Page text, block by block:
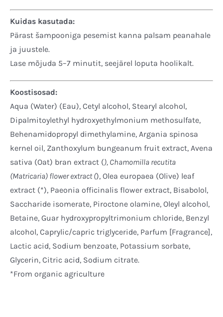
Kuidas kasutada:
Pärast šampooniga pesemist kanna palsam peanahale
ja juustele.
Lase mõjuda 5–7 minutit, seejärel loputa hoolikalt.
Koostisosad:
Aqua (Water) (Eau), Cetyl alcohol, Stearyl alcohol,
Dipalmitoylethyl hydroxyethylmonium methosulfate,
Behenamidopropyl dimethylamine, Argania spinosa
kernel oil, Zanthoxylum bungeanum fruit extract, Avena
sativa (Oat) bran extract (), Chamomilla recutita
(Matricaria) flower extract (), Olea europaea (Olive) leaf
extract (*), Paeonia officinalis flower extract, Bisabolol,
Saccharide isomerate, Piroctone olamine, Oleyl alcohol,
Betaine, Guar hydroxypropyltrimonium chloride, Benzyl
alcohol, Caprylic/capric triglyceride, Parfum [Fragrance],
Lactic acid, Sodium benzoate, Potassium sorbate,
Glycerin, Citric acid, Sodium citrate.
*From organic agriculture